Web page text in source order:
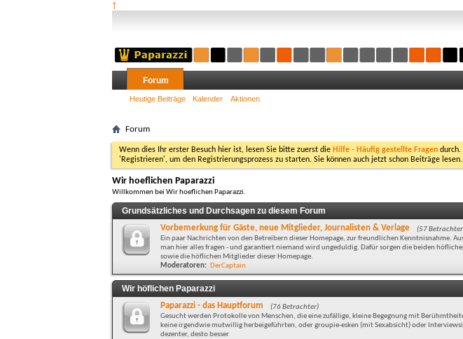
†
Forum
Heutige Beiträge Kalender Aktionen
Forum
Wenn dies Ihr erster Besuch hier ist, lesen Sie bitte zuerst die Hilfe - Häufig gestellte Fragen durch.
'Registrieren', um den Registrierungsprozess zu starten. Sie können auch jetzt schon Beiträge
Wir hoeflichen Paparazzi
Willkommen bei Wir hoeflichen Paparazzi.
Grundsätzliches und Durchsagen zu diesem Forum
Vorbemerkung für Gäste, neue Mitglieder, Journalisten & Verlage
(57
Ein paar Nachrichten von den Betreibern dieser Homepage, zur freundlichen Kenntnisnahme.
man hier alles fragen - und garantiert niemand wird ungeduldig. Dafür sorgen die beiden
sowie die höflichen Mitglieder dieser Homepage.
Moderatoren: DerCaptain
Wir höflichen Paparazzi
Paparazzi - das Hauptforum
(76 Betrachter)
Gesucht werden Protokolle von Menschen, die eine zufällige, kleine Begegnung mit
keine irgendwie mutwillig herbeigeführten, oder groupie-esken (mit Sexabsicht) oder
dezenter, desto besser